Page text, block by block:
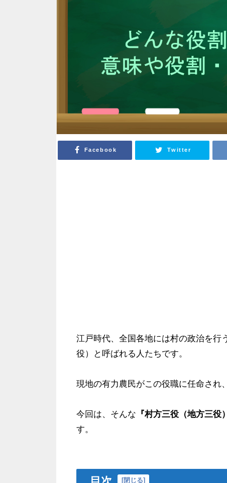
Facebook Twitter
江戸時代、全国各地には村の政治を行
役）と呼ばれる人たちです。
現地の有力農民がこの役職に任命され
今回は、そんな 『村方三役（地方三役
す。
[閉じる]